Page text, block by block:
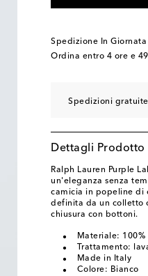
Spedizione In Giornata
Ordina entro 4 ore e
Spedizioni
Dettagli Prodotto
Ralph Lauren Purple
un'eleganza senza
camicia in popeline di
definita da un colletto
chiusura con bottoni.
Materiale: 100%
Trattamento:
Made in Italy
Colore: Bianco